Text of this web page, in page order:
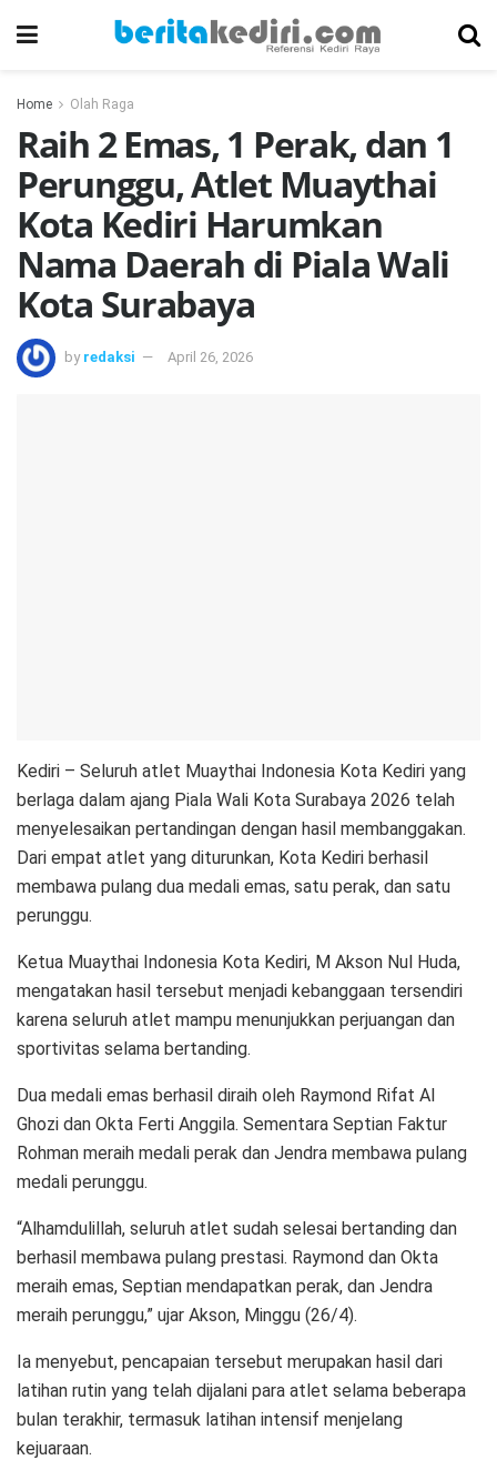
Home Olah Raga
Raih 2 Emas, 1 Perak, dan 1
Perunggu, Atlet Muaythai
Kota Kediri Harumkan
Nama Daerah di Piala Wali
Kota Surabaya
by redaksi April 26, 2026
Kediri – Seluruh atlet Muaythai Indonesia Kota Kediri yang
berlaga dalam ajang Piala Wali Kota Surabaya 2026 telah
menyelesaikan pertandingan dengan hasil membanggakan.
Dari empat atlet yang diturunkan, Kota Kediri berhasil
membawa pulang dua medali emas, satu perak, dan satu
perunggu.
Ketua Muaythai Indonesia Kota Kediri, M Akson Nul Huda,
mengatakan hasil tersebut menjadi kebanggaan tersendiri
karena seluruh atlet mampu menunjukkan perjuangan dan
sportivitas selama bertanding.
Dua medali emas berhasil diraih oleh Raymond Rifat Al
Ghozi dan Okta Ferti Anggila. Sementara Septian Faktur
Rohman meraih medali perak dan Jendra membawa pulang
medali perunggu.
“Alhamdulillah, seluruh atlet sudah selesai bertanding dan
berhasil membawa pulang prestasi. Raymond dan Okta
meraih emas, Septian mendapatkan perak, dan Jendra
meraih perunggu,” ujar Akson, Minggu (26/4).
Ia menyebut, pencapaian tersebut merupakan hasil dari
latihan rutin yang telah dijalani para atlet selama beberapa
bulan terakhir, termasuk latihan intensif menjelang
kejuaraan.